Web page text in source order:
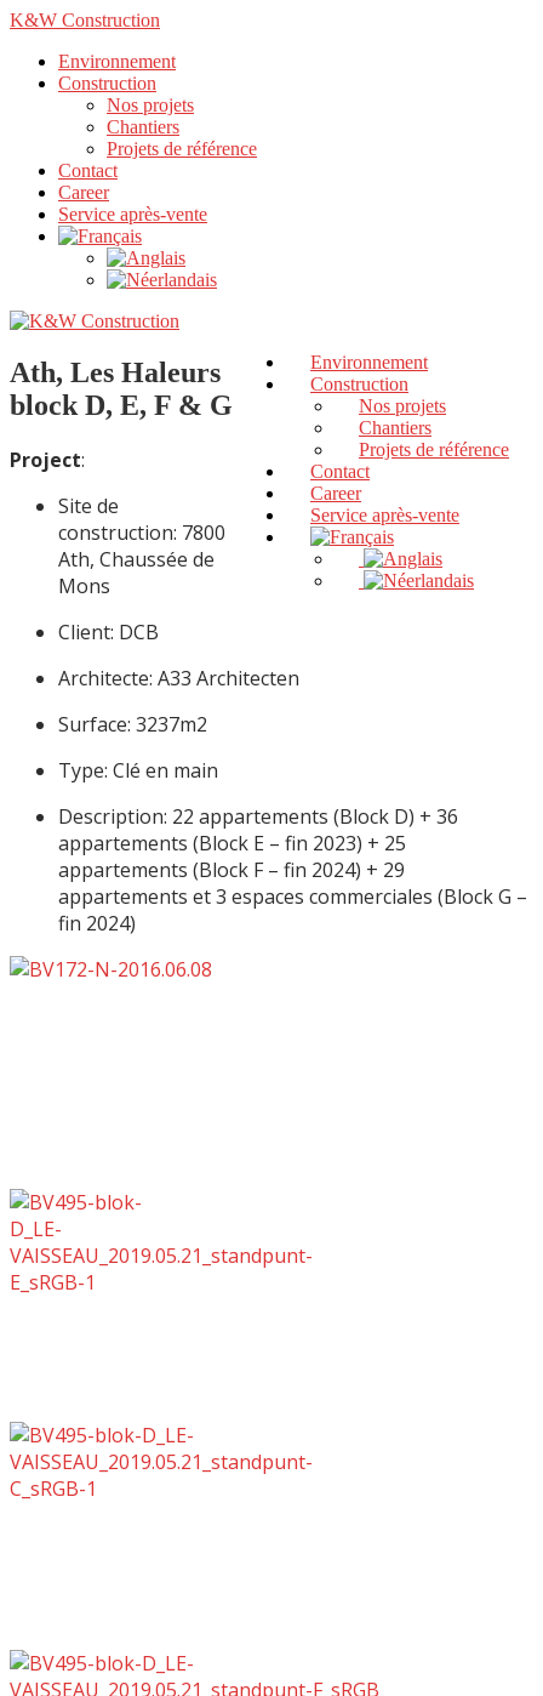
K&W Construction
Environnement
Construction
Nos projets
Chantiers
Projets de référence
Contact
Career
Service après-vente
Environnement
Construction
Nos projets
Chantiers
Projets de référence
Contact
Career
Service après-vente
Ath, Les Haleurs
block D, E, F & G
Project:
Site de
construction: 7800
Ath, Chaussée de
Mons
Client: DCB
Architecte: A33 Architecten
Surface: 3237m2
Type: Clé en main
Description: 22 appartements (Block D) + 36
appartements (Block E – fin 2023) + 25
appartements (Block F – fin 2024) + 29
appartements et 3 espaces commerciales (Block G –
fin 2024)